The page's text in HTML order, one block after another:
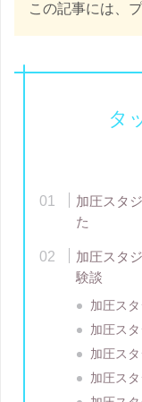
この記事には、
タ
加圧スタ
た
加圧スタ
験談
加圧ス
加圧ス
加圧ス
加圧ス